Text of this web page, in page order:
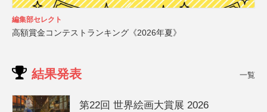
編集部セレクト
高額賞金コンテストランキング《2026年夏》
結果発表 一覧
第22回 世界絵画大賞展 2026